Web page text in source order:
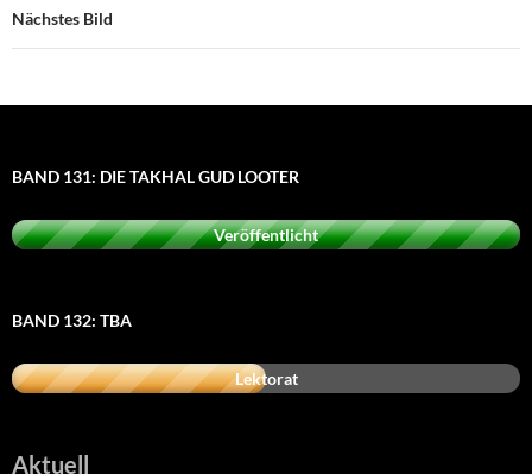
Nächstes Bild
BAND 131: DIE TAKHAL GUD LOOTER
Veröffentlicht
BAND 132: TBA
Lektorat
Aktuell